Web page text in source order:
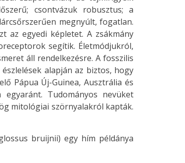
csontvázuk robusztus; a
megnyúlt, fogatlan.
az egyedi képletet. A zsákmány
segítik. Életmódjukról,
áll rendelkezésre. A fosszilis
alapján az biztos, hogy
Pápua Új-Guinea, Ausztrália és
Tudományos nevüket
mitológiai szörnyalakról kapták.
bruijnii) egy hím példánya